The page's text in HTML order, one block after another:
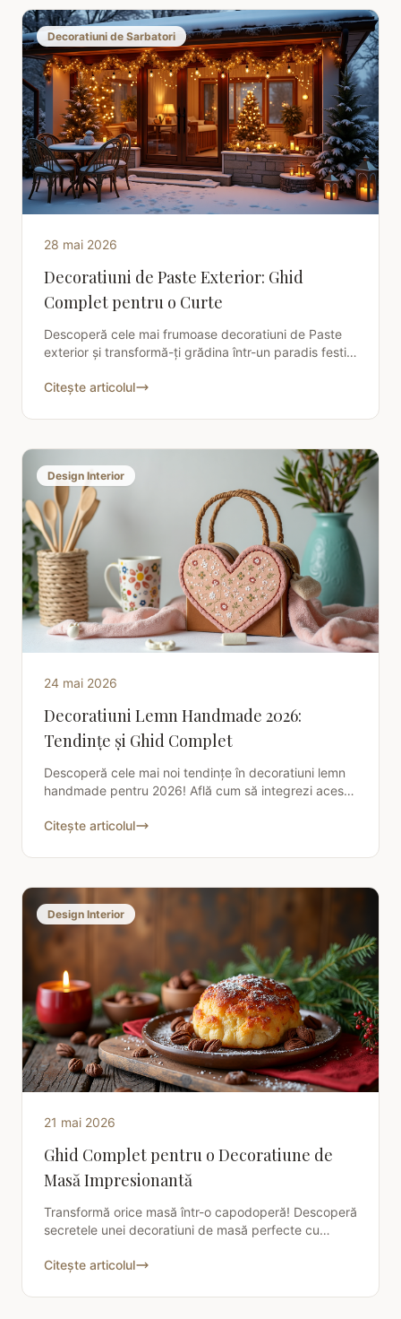
Decoratiuni de Sarbatori
28 mai 2026
Decoratiuni de Paste Exterior: Ghid
Complet pentru o Curte
Descoperă cele mai frumoase decoratiuni de Paste
exterior și transformă-ți grădina într-un paradis festiv.
Citește articolul
Design Interior
24 mai 2026
Decoratiuni Lemn Handmade 2026:
Tendințe și Ghid Complet
Descoperă cele mai noi tendințe în decoratiuni lemn
handmade pentru 2026! Află cum să integrezi aceste
Citește articolul
Design Interior
21 mai 2026
Ghid Complet pentru o Decoratiune de
Masă Impresionantă
Transformă orice masă într-o capodoperă! Descoperă
secretele unei decoratiuni de masă perfecte cu
atmosferă
Citește articolul